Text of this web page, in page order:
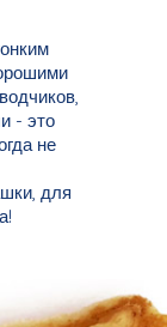
- это
не
для